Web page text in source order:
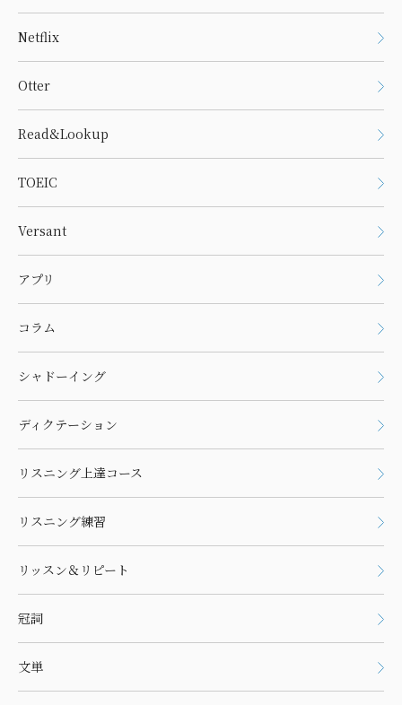
Netflix
Otter
Read&Lookup
TOEIC
Versant
アプリ
コラム
シャドーイング
ディクテーション
リスニング上達コース
リスニング練習
リッスン＆リピート
冠詞
文単